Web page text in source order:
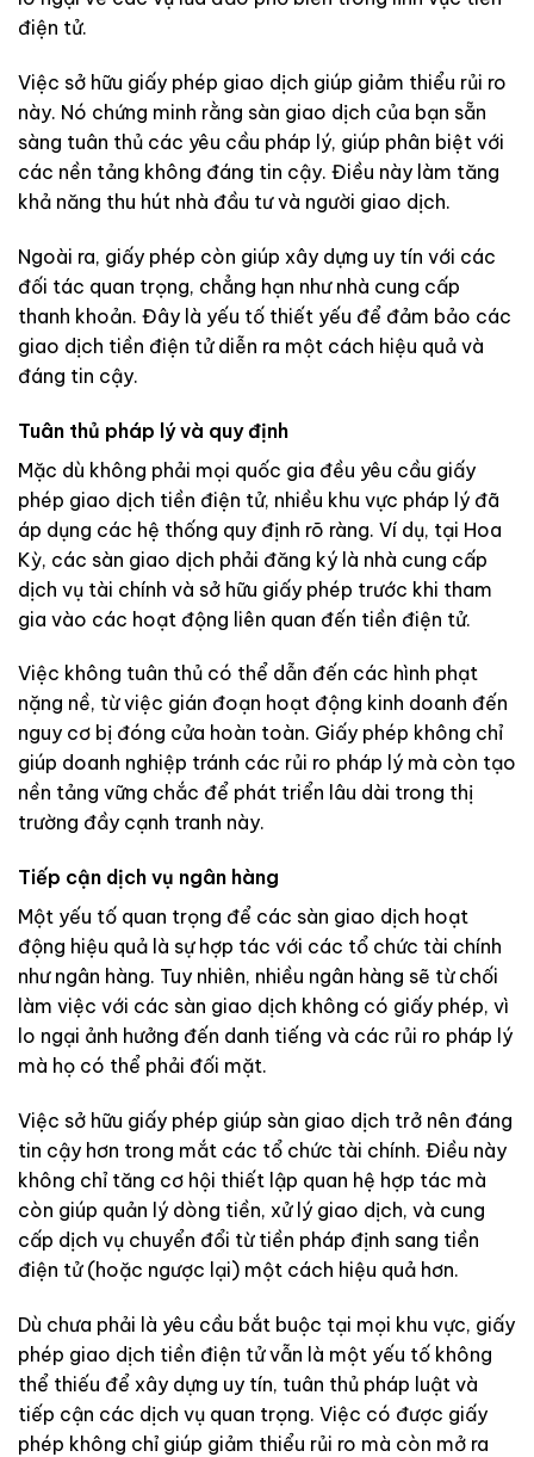
điện tử.
Việc sở hữu giấy phép giao dịch giúp giảm thiểu rủi ro
này. Nó chứng minh rằng sàn giao dịch của bạn sẵn
sàng tuân thủ các yêu cầu pháp lý, giúp phân biệt với
các nền tảng không đáng tin cậy. Điều này làm tăng
khả năng thu hút nhà đầu tư và người giao dịch.
Ngoài ra, giấy phép còn giúp xây dựng uy tín với các
đối tác quan trọng, chẳng hạn như nhà cung cấp
thanh khoản. Đây là yếu tố thiết yếu để đảm bảo các
giao dịch tiền điện tử diễn ra một cách hiệu quả và
đáng tin cậy.
Tuân thủ pháp lý và quy định
Mặc dù không phải mọi quốc gia đều yêu cầu giấy
phép giao dịch tiền điện tử, nhiều khu vực pháp lý đã
áp dụng các hệ thống quy định rõ ràng. Ví dụ, tại Hoa
Kỳ, các sàn giao dịch phải đăng ký là nhà cung cấp
dịch vụ tài chính và sở hữu giấy phép trước khi tham
gia vào các hoạt động liên quan đến tiền điện tử.
Việc không tuân thủ có thể dẫn đến các hình phạt
nặng nề, từ việc gián đoạn hoạt động kinh doanh đến
nguy cơ bị đóng cửa hoàn toàn. Giấy phép không chỉ
giúp doanh nghiệp tránh các rủi ro pháp lý mà còn tạo
nền tảng vững chắc để phát triển lâu dài trong thị
trường đầy cạnh tranh này.
Tiếp cận dịch vụ ngân hàng
Một yếu tố quan trọng để các sàn giao dịch hoạt
động hiệu quả là sự hợp tác với các tổ chức tài chính
như ngân hàng. Tuy nhiên, nhiều ngân hàng sẽ từ chối
làm việc với các sàn giao dịch không có giấy phép, vì
lo ngại ảnh hưởng đến danh tiếng và các rủi ro pháp lý
mà họ có thể phải đối mặt.
Việc sở hữu giấy phép giúp sàn giao dịch trở nên đáng
tin cậy hơn trong mắt các tổ chức tài chính. Điều này
không chỉ tăng cơ hội thiết lập quan hệ hợp tác mà
còn giúp quản lý dòng tiền, xử lý giao dịch, và cung
cấp dịch vụ chuyển đổi từ tiền pháp định sang tiền
điện tử (hoặc ngược lại) một cách hiệu quả hơn.
Dù chưa phải là yêu cầu bắt buộc tại mọi khu vực, giấy
phép giao dịch tiền điện tử vẫn là một yếu tố không
thể thiếu để xây dựng uy tín, tuân thủ pháp luật và
tiếp cận các dịch vụ quan trọng. Việc có được giấy
phép không chỉ giúp giảm thiểu rủi ro mà còn mở ra